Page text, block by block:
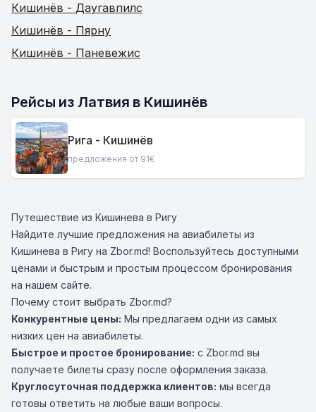
Кишинёв - Даугавпилс
Кишинёв - Пярну
Кишинёв - Паневежис
Рейсы из Латвия в Кишинёв
Рига - Кишинёв
предложения от 91€
Путешествие из Кишинева в Ригу
Найдите лучшие предложения на авиабилеты из
Кишинева в Ригу на Zbor.md! Воспользуйтесь доступными
ценами и быстрым и простым процессом бронирования
на нашем сайте.
Почему стоит выбрать Zbor.md?
Конкурентные цены: Мы предлагаем одни из самых
низких цен на авиабилеты.
Быстрое и простое бронирование: с Zbor.md вы
получаете билеты сразу после оформления заказа.
Круглосуточная поддержка клиентов: мы всегда
готовы ответить на любые ваши вопросы.